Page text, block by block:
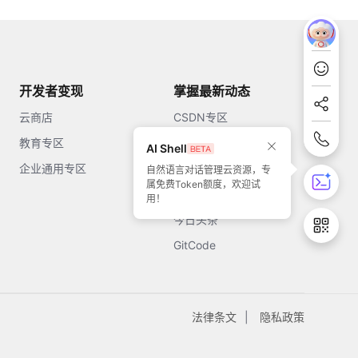
开发者变现
云商店
教育专区
企业通用专区
掌握最新动态
CSDN专区
知乎
开源中国
今日头条
GitCode
法律条文 隐私政策
AI Shell
自然语言对话管理云资源，专
属免费Token额度，欢迎试
用！